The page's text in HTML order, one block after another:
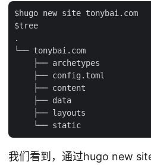
$hugo new site tonybai.com
$tree
.
└── tonybai.com
    ├── archetypes
    ├── config.toml
    ├── content
    ├── data
    ├── layouts
我们看到，通过hugo new